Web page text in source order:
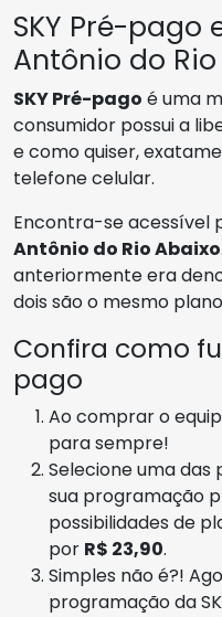
SKY Pré-pago
Antônio do
SKY Pré-pago é uma
consumidor possui a
e como quiser,
telefone celular.
Encontra-se acessível
Antônio do Rio Abaixo
anteriormente era
dois são o mesmo
Confira como
pago
Ao comprar o
para sempre!
Selecione uma das
sua programação
possibilidades de
por R$ 23,90.
Simples não é?!
programação da